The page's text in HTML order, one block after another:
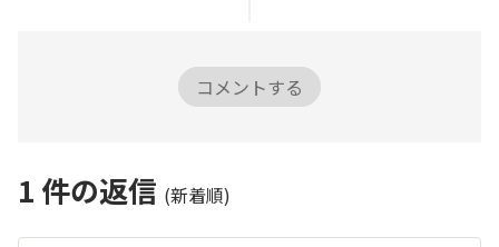
コメントする
1 件の返信 (新着順)